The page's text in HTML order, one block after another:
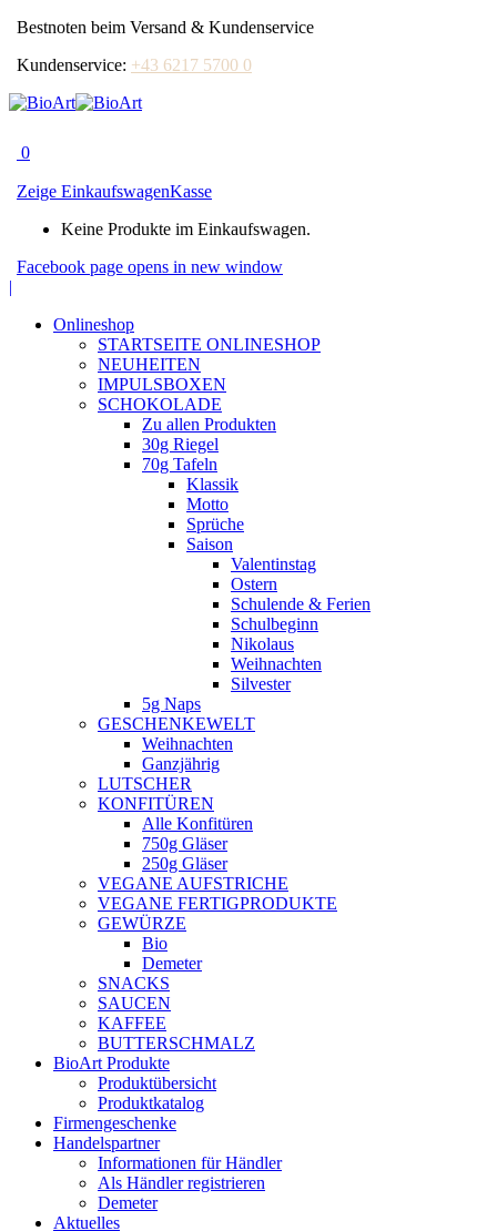
Bestnoten beim Versand & Kundenservice
Kundenservice: +43 6217 5700 0
0
Zeige EinkaufswagenKasse
Keine Produkte im Einkaufswagen.
Facebook page opens in new window
|
Onlineshop
STARTSEITE ONLINESHOP
NEUHEITEN
IMPULSBOXEN
SCHOKOLADE
Zu allen Produkten
30g Riegel
70g Tafeln
Klassik
Motto
Sprüche
Saison
Valentinstag
Ostern
Schulende & Ferien
Schulbeginn
Nikolaus
Weihnachten
Silvester
5g Naps
GESCHENKEWELT
Weihnachten
Ganzjährig
LUTSCHER
KONFITÜREN
Alle Konfitüren
750g Gläser
250g Gläser
VEGANE AUFSTRICHE
VEGANE FERTIGPRODUKTE
GEWÜRZE
Bio
Demeter
SNACKS
SAUCEN
KAFFEE
BUTTERSCHMALZ
BioArt Produkte
Produktübersicht
Produktkatalog
Firmengeschenke
Handelspartner
Informationen für Händler
Als Händler registrieren
Demeter
Aktuelles